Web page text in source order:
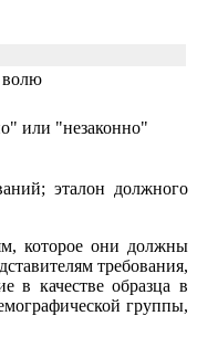
волю
или "незаконно"
эталон должного
которое они должны
требования,
в качестве образца в
группы,